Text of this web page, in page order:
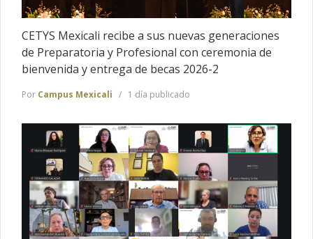
CETYS Mexicali recibe a sus nuevas generaciones
de Preparatoria y Profesional con ceremonia de
bienvenida y entrega de becas 2026-2
Por Campus Mexicali 1 día publicado